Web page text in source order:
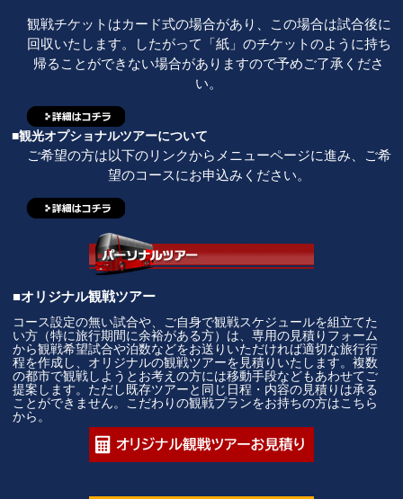
観戦チケットはカード式の場合があり、この場合は試合後に
回収いたします。したがって「紙」のチケットのように持ち
帰ることができない場合がありますので予めご了承くださ
い。
■観光オプショナルツアーについて
ご希望の方は以下のリンクからメニューページに進み、ご希
望のコースにお申込みください。
■オリジナル観戦ツアー
コース設定の無い試合や、ご自身で観戦スケジュールを組立てた
い方（特に旅行期間に余裕がある方）は、専用の見積りフォーム
から観戦希望試合や泊数などをお送りいただければ適切な旅行行
程を作成し、オリジナルの観戦ツアーを見積りいたします。複数
の都市で観戦しようとお考えの方には移動手段などもあわせてご
提案します。ただし既存ツアーと同じ日程・内容の見積りは承る
ことができません。こだわりの観戦プランをお持ちの方はこちら
から。